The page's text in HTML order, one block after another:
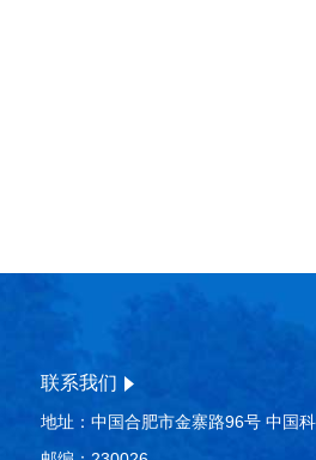
联系我们
地址：中国合肥市金寨路96号 中国